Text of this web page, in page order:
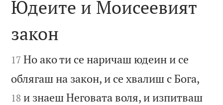

Юдеите и Моисеевият
закон

17 Но ако ти се наричаш юдеин и се
облягаш на закон, и се хвалиш с Бога,
18 и знаеш Неговата воля, и изпитваш